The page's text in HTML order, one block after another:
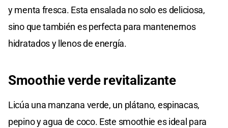
y menta fresca. Esta ensalada no solo es deliciosa,
sino que también es perfecta para mantenernos
hidratados y llenos de energía.
Smoothie verde revitalizante
Licúa una manzana verde, un plátano, espinacas,
pepino y agua de coco. Este smoothie es ideal para